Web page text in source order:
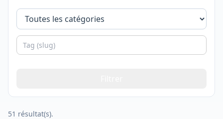
51 résultat(s).